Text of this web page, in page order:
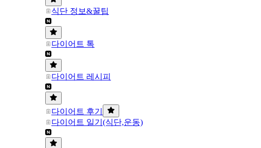
식단 정보&꿀팁
다이어트 톡
다이어트 레시피
다이어트 후기
다이어트 일기(식단,운동)